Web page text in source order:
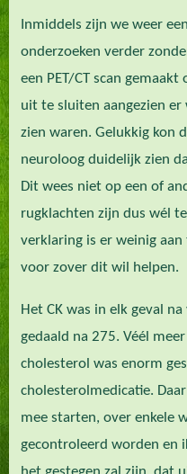
Inmiddels zijn we weer
onderzoeken verder
een PET/CT scan
uit te sluiten aangezien
zien waren. Gelukkig kon
neuroloog duidelijk zien
Dit wees niet op een of
rugklachten zijn dus wél
verklaring is er weinig
voor zover dit wil helpen.
Het CK was in elk geval
gedaald na 275. Véél
cholesterol was enorm
cholesterolmedicatie.
mee starten, over enkele
gecontroleerd worden en